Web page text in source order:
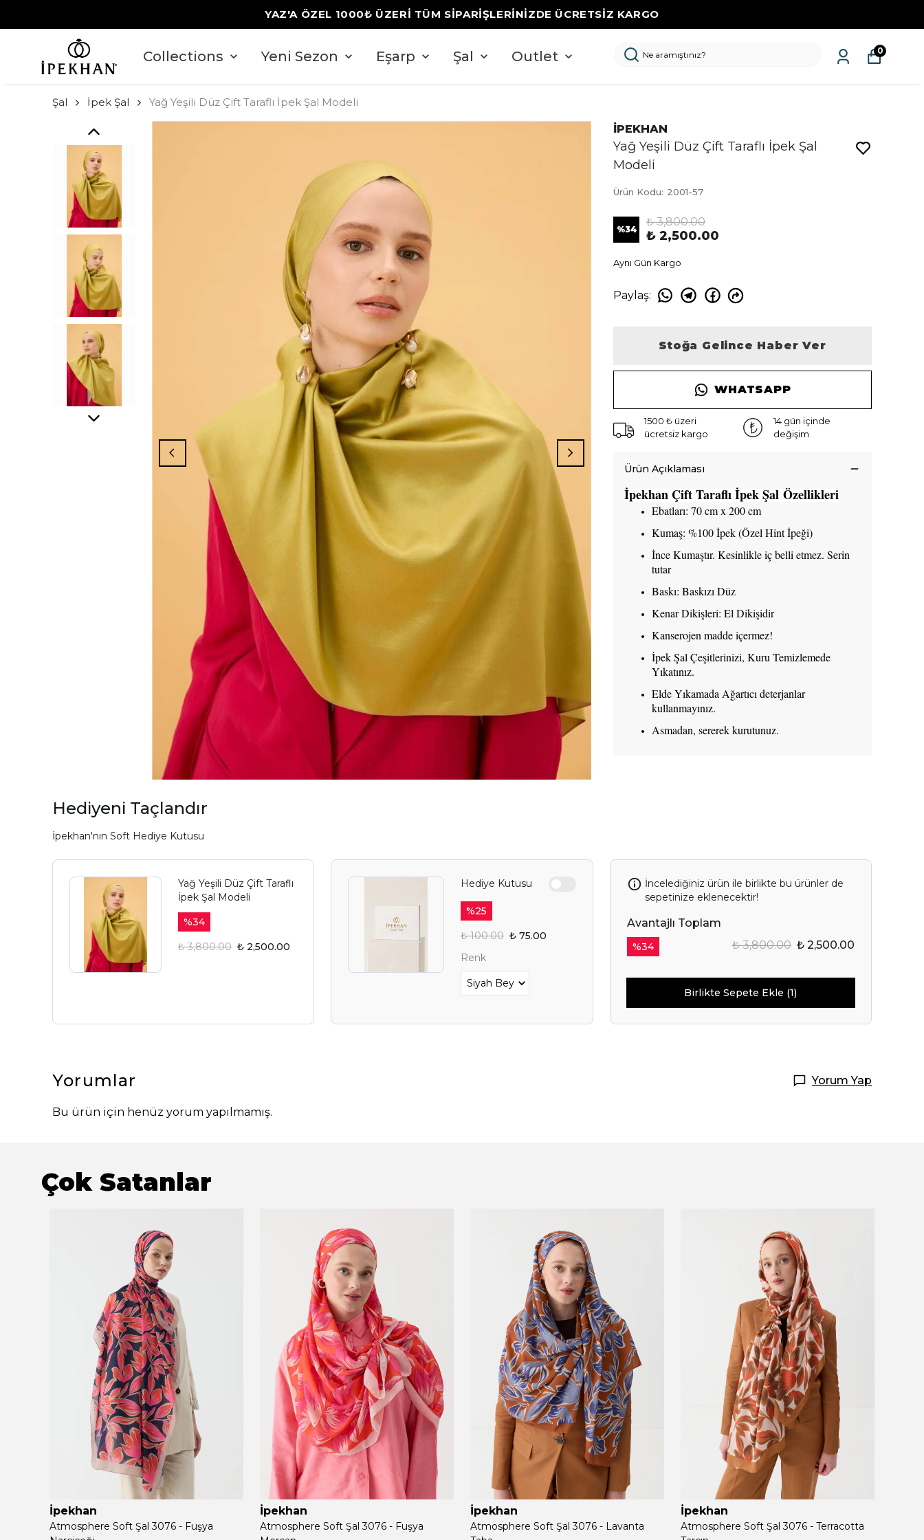
YAZ'A ÖZEL 1000₺ ÜZERİ TÜM SİPARİŞLERİNİZDE ÜCRETSİZ KARGO
Collections Yeni Sezon Eşarp Şal Outlet 0
Şal İpek Şal Yağ Yeşili Düz Çift Taraflı İpek Şal Modeli
İPEKHAN
Yağ Yeşili Düz Çift Taraflı İpek Şal
Modeli
Ürün Kodu: 2001-57
%34
₺ 3,800.00
₺ 2,500.00
Aynı Gün Kargo
Paylaş:
Stoğa Gelince Haber Ver
WHATSAPP
1500 ₺ üzeri
ücretsiz kargo
14 gün içinde
değişim
Ürün Açıklaması
İpekhan Çift Taraflı İpek Şal Özellikleri
Ebatları: 70 cm x 200 cm
Kumaş: %100 İpek (Özel Hint İpeği)
İnce Kumaştır. Kesinlikle iç belli etmez. Serin
tutar
Baskı: Baskızı Düz
Kenar Dikişleri: El Dikişidir
Kanserojen madde içermez!
İpek Şal Çeşitlerinizi, Kuru Temizlemede
Yıkatınız.
Elde Yıkamada Ağartıcı deterjanlar
kullanmayınız.
Asmadan, sererek kurutunuz.
Hediyeni Taçlandır
İpekhan'nın Soft Hediye Kutusu
Yağ Yeşili Düz Çift Taraflı
İpek Şal Modeli
%34
₺ 3,800.00 ₺ 2,500.00
Hediye Kutusu
%25
₺ 100.00 ₺ 75.00
Renk
İncelediğiniz ürün ile birlikte bu ürünler de
sepetinize eklenecektir!
Avantajlı Toplam
%34 ₺ 3,800.00 ₺ 2,500.00
Birlikte Sepete Ekle (1)
Yorumlar Yorum Yap
Bu ürün için henüz yorum yapılmamış.
Çok Satanlar
İpekhan
Atmosphere Soft Şal 3076 - Fuşya
İpekhan
Atmosphere Soft Şal 3076 - Fuşya
İpekhan
Atmosphere Soft Şal 3076 - Lavanta
İpekhan
Atmosphere Soft Şal 3076 - Terracotta
YAZ FIRSATIN SENİ
Alışverişe Başla
E-posta adresinizi girerek pazarlama ve tanıtım ile ilgili iletişim almayı kabul
edersiniz ve Gizlilik Politikamızı okuduğunuzu ve kabul ettiğinizi onaylarsınız.